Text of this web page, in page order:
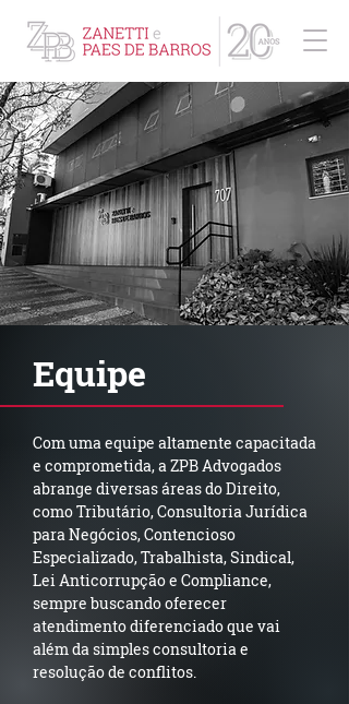
Equipe
Com uma equipe altamente capacitada
e comprometida, a ZPB Advogados
abrange diversas áreas do Direito,
como Tributário, Consultoria Jurídica
para Negócios, Contencioso
Especializado, Trabalhista, Sindical,
Lei Anticorrupção e Compliance,
sempre buscando oferecer
atendimento diferenciado que vai
além da simples consultoria e
resolução de conflitos.